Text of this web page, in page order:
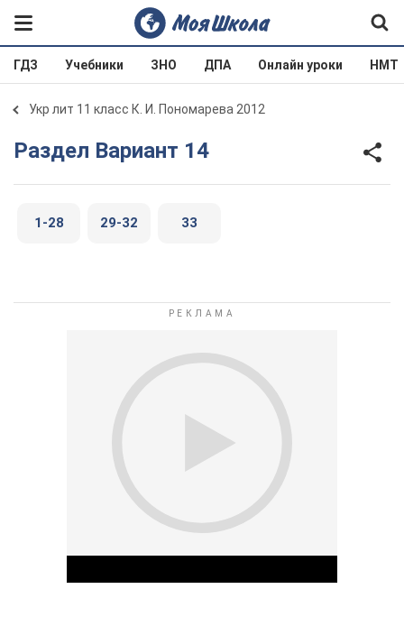
ГДЗ Учебники ЗНО ДПА Онлайн уроки НМТ
Укр лит 11 класс К. И. Пономарева 2012
Раздел Вариант 14
1-28 29-32 33